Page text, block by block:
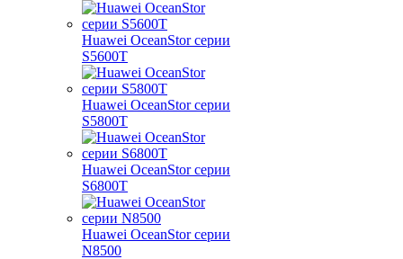
Huawei OceanStor серии
S5600T
Huawei OceanStor серии
S5800T
Huawei OceanStor серии
S6800T
Huawei OceanStor серии
N8500